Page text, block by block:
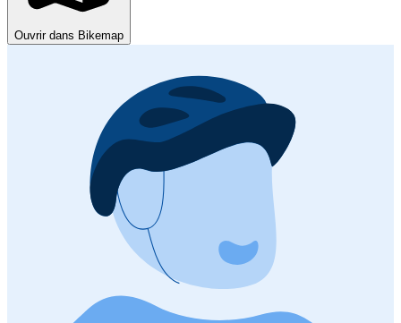
Ouvrir dans Bikemap